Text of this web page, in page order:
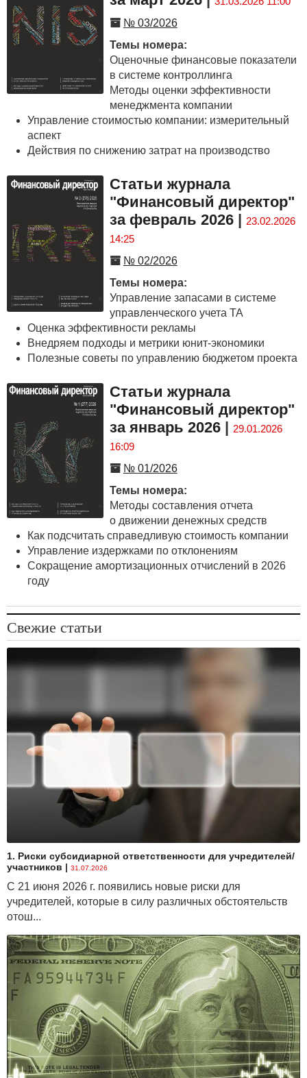
№ 03/2026
Темы номера:
Оценочные финансовые показатели
в системе контроллинга
Методы оценки эффективности
менеджмента компании
Управление стоимостью компании: измерительный
аспект
Действия по снижению затрат на производство
Статьи журнала
"Финансовый директор"
за февраль 2026| 23.02.2026
14:25
№ 02/2026
Темы номера:
Управление запасами в системе
управленческого учета ТА
Оценка эффективности рекламы
Внедряем подходы и метрики юнит-экономики
Полезные советы по управлению бюджетом проекта
Статьи журнала
"Финансовый директор"
за январь 2026| 29.01.2026
16:09
№ 01/2026
Темы номера:
Методы составления отчета
о движении денежных средств
Как подсчитать справедливую стоимость компании
Управление издержками по отклонениям
Сокращение амортизационных отчислений в 2026
году
Свежие статьи
1. Риски субсидиарной ответственности для учредителей/
участников | 31.07.2026
С 21 июня 2026 г. появились новые риски для
учредителей, которые в силу различных обстоятельств
отош...